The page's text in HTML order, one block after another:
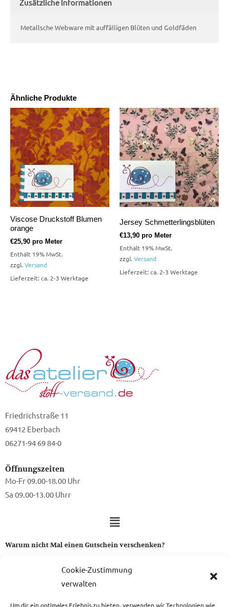
Cookie-Zustimmung
verwalten
Um dir ein optimales Erlebnis zu bieten, verwenden wir Technologien wie
Ähnliche Produkte
Viscose Druckstoff Blumen
orange
€25,90 pro Meter
Enthält 19% MwSt.
zzgl. Versand
Lieferzeit: ca. 2-3 Werktage
Jersey Schmetterlingsblüten
€13,90 pro Meter
Enthält 19% MwSt.
zzgl. Versand
Lieferzeit: ca. 2-3 Werktage
Zusätzliche Informationen
Metallsche Webware mit auffälligen Blüten und Goldfäden
Friedrichstraße 11
69412 Eberbach
06271-94 69 84-0
Öffnungszeiten
Mo-Fr 09.00-18.00 Uhr
Sa 09.00-13.00 Uhrr
Warum nicht Mal einen Gutschein verschenken?
Ein Gutschein von uns ist das perfekte Geschenk für alle Stoff-